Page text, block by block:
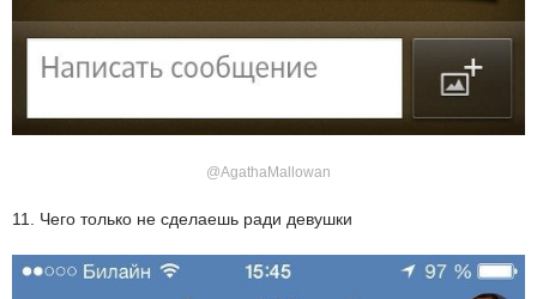
@AgathaMallowan
11. Чего только не сделаешь ради девушки